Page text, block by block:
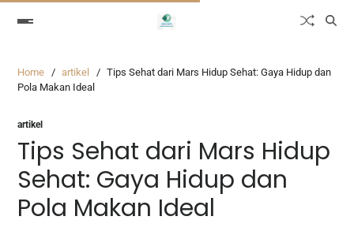
Home artikel
Tips Sehat dari Mars Hidup Sehat: Gaya Hidup dan
Pola Makan Ideal
artikel
Tips Sehat dari Mars Hidup
Sehat: Gaya Hidup dan
Pola Makan Ideal